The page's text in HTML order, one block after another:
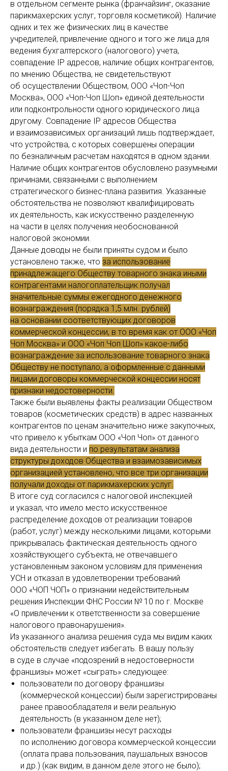
в отдельном сегменте рынка (франчайзинг, оказание
парикмахерских услуг, торговля косметикой). Наличие
одних и тех же физических лиц в качестве
учредителей, привлечение одного и того же лица для
ведения бухгалтерского (налогового) учета,
совпадение IP адресов, наличие общих контрагентов,
по мнению Общества, не свидетельствуют
об осуществлении Обществом, ООО «Чоп-Чоп
Москва», ООО «Чоп-Чоп Шоп» единой деятельности
или подконтрольности одного юридического лица
другому. Совпадение IP адресов Общества
и взаимозависимых организаций лишь подтверждает,
что устройства, с которых совершены операции
по безналичным расчетам находятся в одном здании.
Наличие общих контрагентов обусловлено разумными
причинами, связанными с выполнением
стратегического бизнес-плана развития. Указанные
обстоятельства не позволяют квалифицировать
их деятельность, как искусственно разделенную
на части в целях получения необоснованной
налоговой экономии.
Данные доводы не были приняты судом и было
установлено также, что за использование
принадлежащего Обществу товарного знака иными
контрагентами налогоплательщик получал
значительные суммы ежегодного денежного
вознаграждения (порядка 1,5 млн. рублей)
на основании соответствующих договоров
коммерческой концессии, в то время как от ООО «Чоп
Чоп Москва» и ООО «Чоп Чоп Шоп» какое-либо
вознаграждение за использование товарного знака
Обществу не поступало, а оформленные с данными
лицами договоры коммерческой концессии носят
признаки недостоверности.
Также были выявлены факты реализации Обществом
товаров (косметических средств) в адрес названных
контрагентов по ценам значительно ниже закупочных,
что привело к убыткам ООО «Чоп Чоп» от данного
вида деятельности и по результатам анализа
структуры доходов Общества и взаимозависимых
организацией установлено, что все три организации
получали доходы от парикмахерских услуг.
В итоге суд согласился с налоговой инспекцией
и указал, что имело место искусственное
распределение доходов от реализации товаров
(работ, услуг) между несколькими лицами, которыми
прикрывалась фактическая деятельность одного
хозяйствующего субъекта, не отвечавшего
установленным законом условиям для применения
УСН и отказал в удовлетворении требований
ООО «ЧОП ЧОП» о признании недействительным
решения Инспекции ФНС России № 10 по г. Москве
«О привлечении к ответственности за совершение
налогового правонарушения».
Из указанного анализа решения суда мы видим каких
обстоятельств следует избегать. В вашу пользу
в суде в случае «подозрений в недостоверности
франшизы» может «сыграть» следующее:
пользователи по договору франшизы
(коммерческой концессии) были зарегистрированы
ранее правообладателя и вели реальную
деятельность (в указанном деле нет);
пользователи франшизы несут расходы
по исполнению договора коммерческой концессии
(оплата права пользования, паушальных взносов
и др.) (как видим, в данном деле этого не было);